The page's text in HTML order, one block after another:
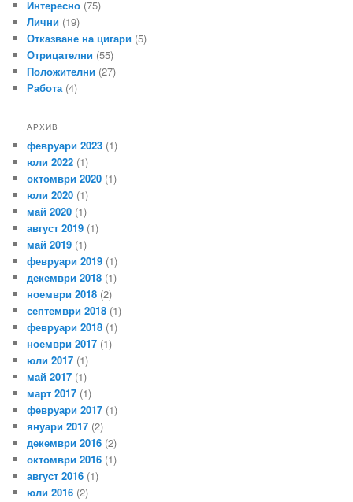
Интересно (75)
Лични (19)
Отказване на цигари (5)
Отрицателни (55)
Положителни (27)
Работа (4)
АРХИВ
февруари 2023 (1)
юли 2022 (1)
октомври 2020 (1)
юли 2020 (1)
май 2020 (1)
август 2019 (1)
май 2019 (1)
февруари 2019 (1)
декември 2018 (1)
ноември 2018 (2)
септември 2018 (1)
февруари 2018 (1)
ноември 2017 (1)
юли 2017 (1)
май 2017 (1)
март 2017 (1)
февруари 2017 (1)
януари 2017 (2)
декември 2016 (2)
октомври 2016 (1)
август 2016 (1)
юли 2016 (2)